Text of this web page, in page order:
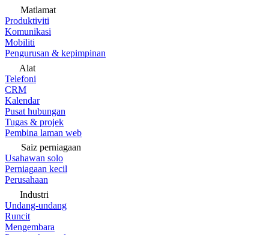
Matlamat
Produktiviti
Komunikasi
Mobiliti
Pengurusan & kepimpinan
Alat
Telefoni
CRM
Kalendar
Pusat hubungan
Tugas & projek
Pembina laman web
Saiz perniagaan
Usahawan solo
Perniagaan kecil
Perusahaan
Industri
Undang-undang
Runcit
Mengembara